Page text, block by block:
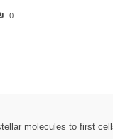
0
molecules to first